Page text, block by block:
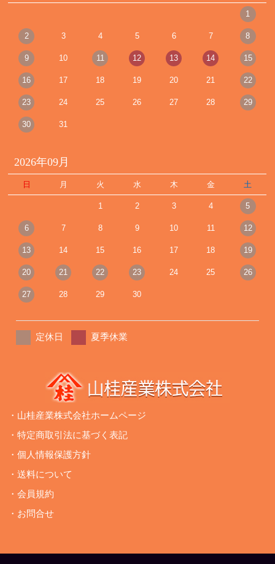
1
2 3 4 5 6 7 8
9 10 11 12 13 14 15
16 17 18 19 20 21 22
23 24 25 26 27 28 29
30 31
2026年09月
日 月 火 水 木 金 土
1 2 3 4 5
6 7 8 9 10 11 12
13 14 15 16 17 18 19
20 21 22 23 24 25 26
27 28 29 30
定休日 夏季休業
・山桂産業株式会社ホームページ
・特定商取引法に基づく表記
・個人情報保護方針
・送料について
・会員規約
・お問合せ